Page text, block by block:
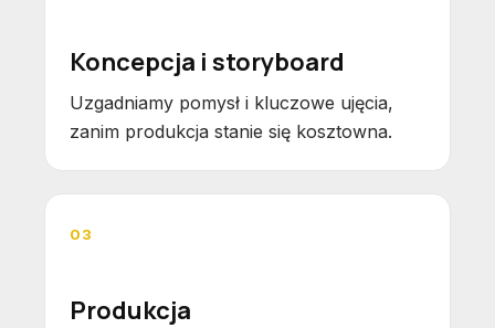
Koncepcja i storyboard
Uzgadniamy pomysł i kluczowe ujęcia,
zanim produkcja stanie się kosztowna.
03
Produkcja